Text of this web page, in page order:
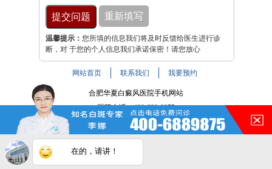
温馨提示： 您所填的信息我们将及时反馈给医生进行诊
断，对 于您的个人信息我们承诺保密！请您放心
网站首页 联系我们 我要预约
合肥华夏白癜风医院手机网站
医院电话：400-688-9875
医院地址：合肥市铜陵路与裕溪路交叉路口
注：本网站信息仅供参考，不能作为诊断及医疗依据，服用
药物或进行治疗时请遵医嘱。如有转载或引用文章涉及版权
问题，请与我们联系。
在的，请讲！